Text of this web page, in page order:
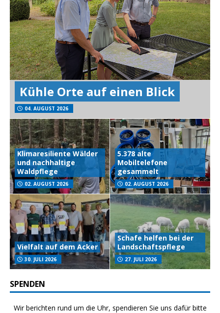
Kühle Orte auf einen Blick
04. AUGUST 2026
Klimaresiliente Wälder
und nachhaltige
Waldpflege
02. AUGUST 2026
5.378 alte
Mobiltelefone
gesammelt
02. AUGUST 2026
Vielfalt auf dem Acker
30. JULI 2026
Schafe helfen bei der
Landschaftspflege
27. JULI 2026
SPENDEN
Wir berichten rund um die Uhr, spendieren Sie uns dafür bitte